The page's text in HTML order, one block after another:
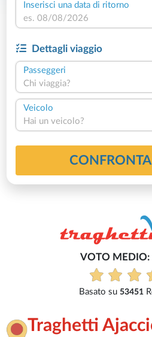
Inserisci una data di ritorno
Dettagli viaggio
Passeggeri
Chi viaggia?
Veicolo
Hai un veicolo?
CONFRONTA
Traghetti